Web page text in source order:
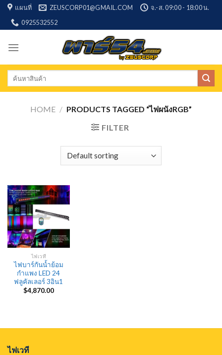
Skip
content
แผนที่ ZEUSCORP01@GMAIL.COM
จ.-ส. 09:00 - 18:00 น.
0925532552
Search
HOME / PRODUCTS TAGGED “ไฟผนังRGB”
FILTER
ไฟเวที
ไฟบาร์กันน้ำย้อม
กำแพง LED 24
ฟลูคัลเลอร์ 3อิน1
$4,870.00
ไฟเวที